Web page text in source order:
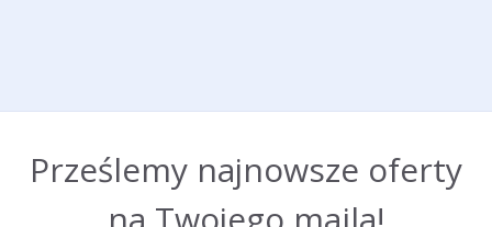
Prześlemy najnowsze oferty